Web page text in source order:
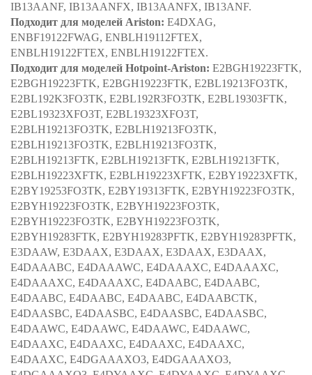
IB13AANF, IB13AANFX, IB13AANFX, IB13ANF.
Подходит для моделей Ariston: E4DXAG,
ENBF19122FWAG, ENBLH19112FTEX,
ENBLH19122FTEX, ENBLH19122FTEX.
Подходит для моделей Hotpoint-Ariston: E2BGH19223FTK,
E2BGH19223FTK, E2BGH19223FTK, E2BL19213FO3TK,
E2BL192K3FO3TK, E2BL192R3FO3TK, E2BL19303FTK,
E2BL19323XFO3T, E2BL19323XFO3T,
E2BLH19213FO3TK, E2BLH19213FO3TK,
E2BLH19213FO3TK, E2BLH19213FO3TK,
E2BLH19213FTK, E2BLH19213FTK, E2BLH19213FTK,
E2BLH19223XFTK, E2BLH19223XFTK, E2BY19223XFTK,
E2BY19253FO3TK, E2BY19313FTK, E2BYH19223FO3TK,
E2BYH19223FO3TK, E2BYH19223FO3TK,
E2BYH19223FO3TK, E2BYH19223FO3TK,
E2BYH19283FTK, E2BYH19283PFTK, E2BYH19283PFTK,
E3DAAW, E3DAAX, E3DAAX, E3DAAX, E3DAAX,
E4DAAABC, E4DAAAWC, E4DAAAXC, E4DAAAXC,
E4DAAAXC, E4DAAAXC, E4DAABC, E4DAABC,
E4DAABC, E4DAABC, E4DAABC, E4DAABCTK,
E4DAASBC, E4DAASBC, E4DAASBC, E4DAASBC,
E4DAAWC, E4DAAWC, E4DAAWC, E4DAAWC,
E4DAAXC, E4DAAXC, E4DAAXC, E4DAAXC,
E4DAAXC, E4DGAAAXO3, E4DGAAAXO3,